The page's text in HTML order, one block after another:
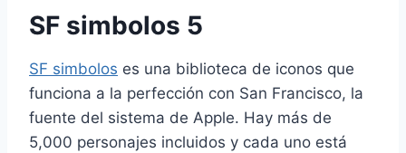
SF simbolos 5
SF simbolos es una biblioteca de iconos que
funciona a la perfección con San Francisco, la
fuente del sistema de Apple. Hay más de
5,000 personajes incluidos y cada uno está